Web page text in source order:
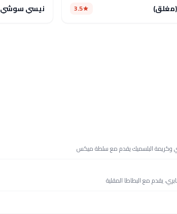
3.5 نيسي سوشي
وكريمة البلسميك يقدم مع سلطة ميكس
يقدم مع البطاطا المقلية